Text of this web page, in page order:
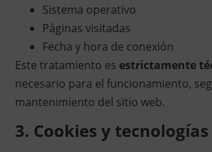
Sistema operativo
Páginas visitadas
Fecha y hora de conexión
Este tratamiento es estrictamente
necesario para el funcionamiento,
mantenimiento del sitio web.
3. Cookies y